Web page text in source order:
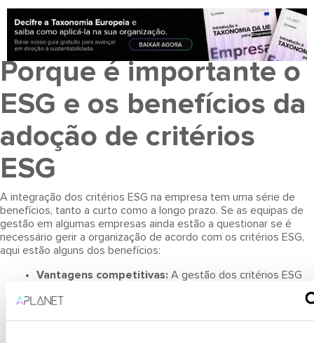
Porque é importante o
ESG e os benefícios da
adoção de critérios
ESG
A integração dos critérios ESG na empresa tem uma série de
benefícios, tanto a curto como a longo prazo. Se as equipas de
gestão em algumas empresas ainda estão a questionar se é
necessário gerir a organização de acordo com os critérios ESG,
aqui estão alguns dos benefícios:
Vantagens competitivas: A gestão dos critérios ESG
Mitigação de riscos:
A gestão da informação ESG ajuda